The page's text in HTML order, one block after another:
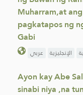
Muharram,at
pagkatapos ng
Gabi
عربي الإنجليزية
Ayon kay Abe
sinabi niya ,na